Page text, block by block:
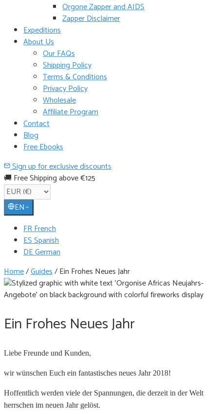
Orgone Zapper and AIDS
Zapper Disclaimer
Expeditions
About Us
Our FAQs
Shipping Policy
Terms & Conditions
Privacy Policy
Wholesale
Affiliate Program
Contact
Blog
Free Ebooks
Sign up for exclusive discounts
🚚 Free Shipping above €125
EN
FR French
ES Spanish
DE German
Home/Guides/Ein Frohes Neues Jahr
Ein Frohes Neues Jahr
Liebe Freunde und Kunden,
wir wünschen Euch ein fantastisches neues Jahr 2018!
Hoffentlich werden viele der Spannungen, die derzeit in der Welt
herrschen im neuen Jahr gelöst.